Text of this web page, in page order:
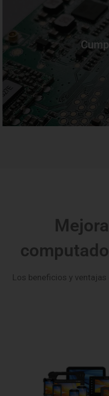
Asegúrate de cumplir con
Los beneficios y